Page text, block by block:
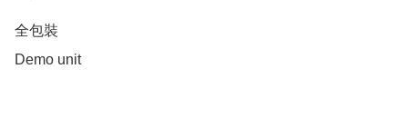
全包裝
Demo unit